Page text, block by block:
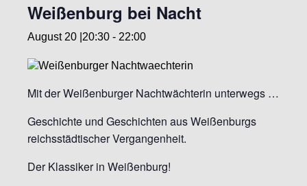
Weißenburg bei Nacht
August 20 |20:30 - 22:00
Mit der Weißenburger Nachtwächterin unterwegs …
Geschichte und Geschichten aus Weißenburgs
reichsstädtischer Vergangenheit.
Der Klassiker in Weißenburg!